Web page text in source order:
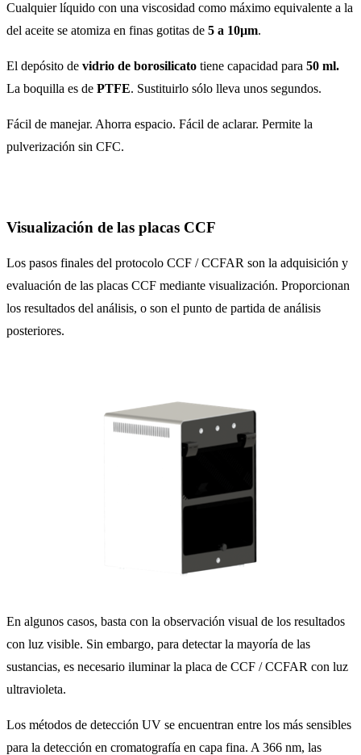
Cualquier líquido con una viscosidad como máximo equivalente a la
del aceite se atomiza en finas gotitas de 5 a 10µm.
El depósito de vidrio de borosilicato tiene capacidad para 50 ml.
La boquilla es de PTFE. Sustituirlo sólo lleva unos segundos.
Fácil de manejar. Ahorra espacio. Fácil de aclarar. Permite la
pulverización sin CFC.
Visualización de las placas CCF
Los pasos finales del protocolo CCF / CCFAR son la adquisición y
evaluación de las placas CCF mediante visualización. Proporcionan
los resultados del análisis, o son el punto de partida de análisis
posteriores.
En algunos casos, basta con la observación visual de los resultados
con luz visible. Sin embargo, para detectar la mayoría de las
sustancias, es necesario iluminar la placa de CCF / CCFAR con luz
ultravioleta.
Los métodos de detección UV se encuentran entre los más sensibles
para la detección en cromatografía en capa fina. A 366 nm, las